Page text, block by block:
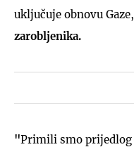
uključuje obnovu Gaze,
zarobljenika.
"Primili smo prijedlog